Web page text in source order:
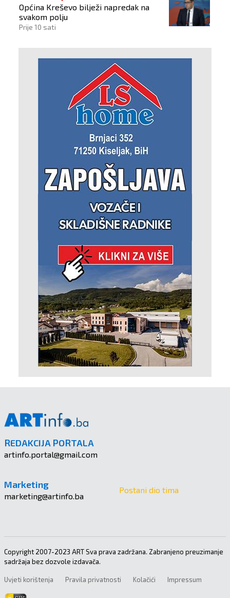
Općina Kreševo bilježi napredak na
svakom polju
Prije 10 sati
REDAKCIJA PORTALA
artinfo.portal@gmail.com
Marketing
marketing@artinfo.ba
Postani dio tima
Copyright 2007-2023 ART Sva prava zadržana. Zabranjeno preuzimanje
sadržaja bez dozvole izdavača.
Uvjeti korištenja Pravila privatnosti Kolačići Impressum